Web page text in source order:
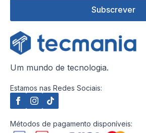
Subscrever
Um mundo de tecnologia.
Estamos nas Redes Sociais:
Métodos de pagamento disponíveis: